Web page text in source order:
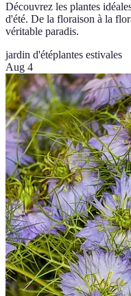
Découvrez les plantes
d'été. De la floraison à la
véritable paradis.
jardin d'étéplantes estivales
Aug 4